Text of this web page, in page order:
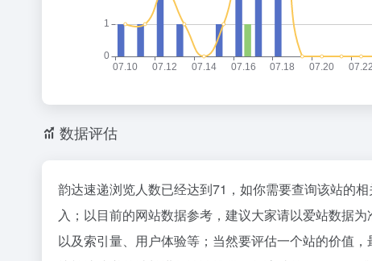
数据评估
韵达速递浏览人数已经达到71，如你需要查询该站的
入；以目前的网站数据参考，建议大家请以爱站数据
以及索引量、用户体验等；当然要评估一个站的价值